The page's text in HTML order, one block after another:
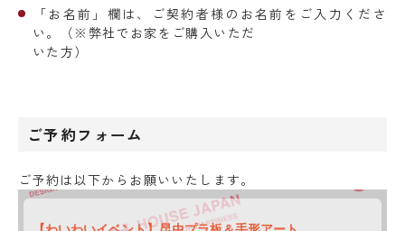
「お名前」欄は、ご契約者様のお名前をご入力くださ
い。（※弊社でお家をご購入いただ
いた方）
ご予約フォーム
ご予約は以下からお願いいたします。